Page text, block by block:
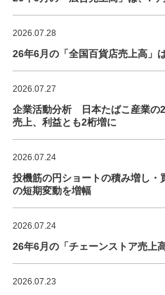
2026.07.28
26年6月の「全国百貨店売上高」
2026.07.27
企業活動分析 日本たばこ産業の
売上、利益とも2桁増に
2026.07.24
投機筋の円ショートの積み増し
の短期変動を増幅
2026.07.24
26年6月の「チェーンストア売上
2026.07.23